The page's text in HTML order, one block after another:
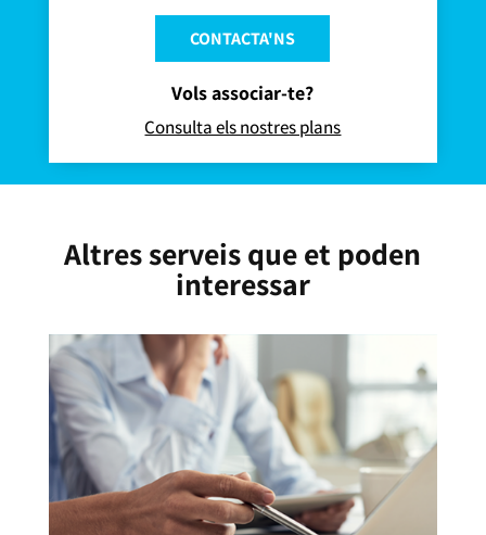
CONTACTA'NS
Vols associar-te?
Consulta els nostres plans
Altres serveis que et poden
interessar